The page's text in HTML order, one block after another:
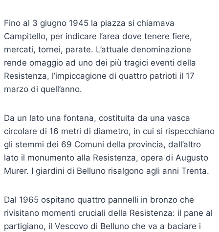
Fino al 3 giugno 1945 la piazza si chiamava
Campitello, per indicare l’area dove tenere fiere,
mercati, tornei, parate. L’attuale denominazione
rende omaggio ad uno dei più tragici eventi della
Resistenza, l’impiccagione di quattro patrioti il 17
marzo di quell’anno.
Da un lato una fontana, costituita da una vasca
circolare di 16 metri di diametro, in cui si rispecchiano
gli stemmi dei 69 Comuni della provincia, dall’altro
lato il monumento alla Resistenza, opera di Augusto
Murer. I giardini di Belluno risalgono agli anni Trenta.
Dal 1965 ospitano quattro pannelli in bronzo che
rivisitano momenti cruciali della Resistenza: il pane al
partigiano, il Vescovo di Belluno che va a baciare i